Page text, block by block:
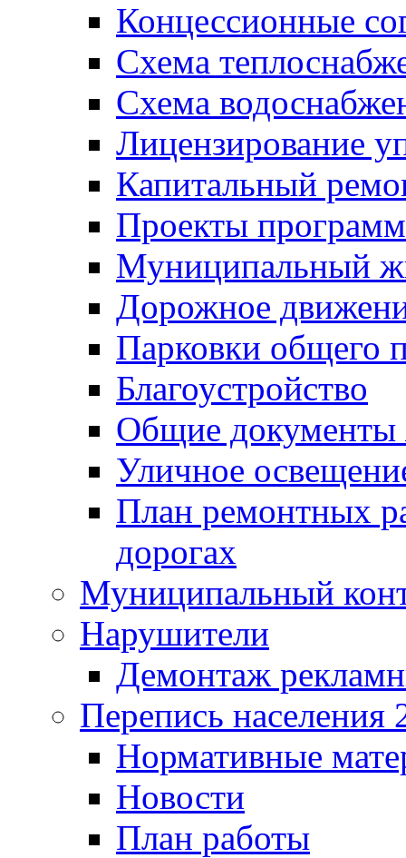
Концессионные
Схема
Схема
Лицензирование
Капитальный
Проекты программ
Муниципальный
Дорожное
Парковки общего
Благоустройство
Общие
Уличное
План ремонтных
дорогах
Муниципальный
Нарушители
Демонтаж
Перепись населения
Нормативные
Новости
План работы